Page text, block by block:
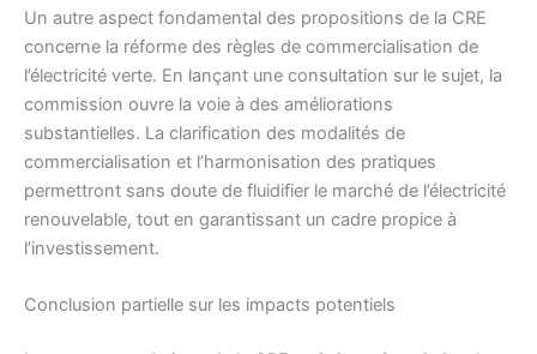
Un autre aspect fondamental des propositions de la CRE
concerne la réforme des règles de commercialisation de
l’électricité verte. En lançant une consultation sur le sujet, la
commission ouvre la voie à des améliorations
substantielles. La clarification des modalités de
commercialisation et l’harmonisation des pratiques
permettront sans doute de fluidifier le marché de l’électricité
renouvelable, tout en garantissant un cadre propice à
l’investissement.
Conclusion partielle sur les impacts potentiels